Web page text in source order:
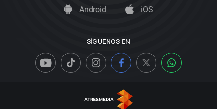
Android iOS
SÍGUENOS EN